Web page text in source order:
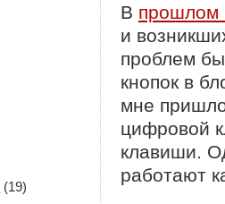
В прошлом
и
проблем
кнопок в
мне
цифровой
клавиши.
работают
(19)